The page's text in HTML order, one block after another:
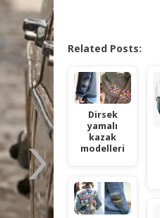
Related Posts:
Dirsek
yamalı
kazak
modelleri